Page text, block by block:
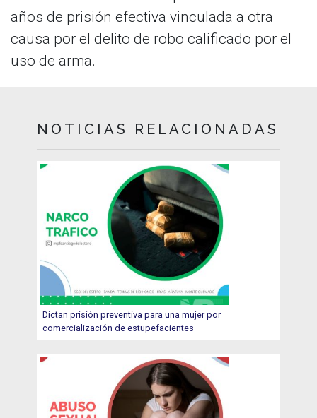
años de prisión efectiva vinculada a otra
causa por el delito de robo calificado por el
uso de arma.
NOTICIAS RELACIONADAS
Dictan prisión preventiva para una mujer por
comercialización de estupefacientes